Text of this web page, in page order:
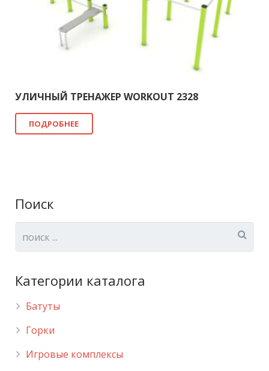
УЛИЧНЫЙ ТРЕНАЖЕР WORKOUT 2328
ПОДРОБНЕЕ
Поиск
Категории каталога
Батуты
Горки
Игровые комплексы